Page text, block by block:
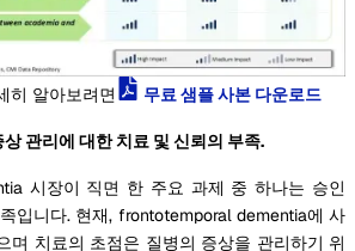
히 알아보려면 무료 샘플 사본 다운로드
관리에 대한 치료 및 신뢰의 부족.
시장이 직면 한 주요 과제 중 하나는 승인
입니다. 현재, frontotemporal dementia에 사
며 치료의 초점은 질병의 증상을 관리하기 위